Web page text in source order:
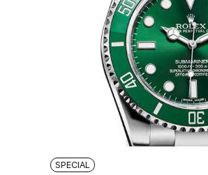
SPECIAL